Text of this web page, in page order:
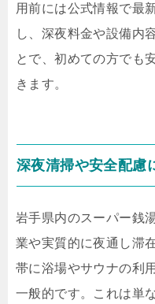
用前には公式情報で最
し、深夜料金や設備内
とで、初めての方でも
きます。
深夜清掃や安全配慮
岩手県内のスーパー銭
業や実質的に夜通し滞
帯に浴場やサウナの利
一般的です。これは単